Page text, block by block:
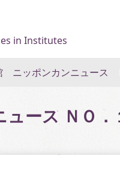
in Institutes
ニッポンカンニュース
ース ＮＯ．